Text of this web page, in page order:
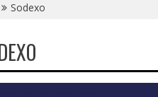
Sodexo